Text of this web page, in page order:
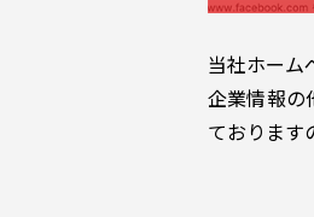
当社ホーム
企業情報の
ております